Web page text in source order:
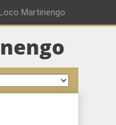
Martinengo